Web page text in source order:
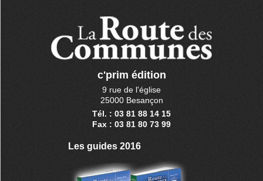
c'prim édition
9 rue de l'église
25000 Besançon
Tél. : 03 81 88 14 15
Fax : 03 81 80 73 99
Les guides 2016